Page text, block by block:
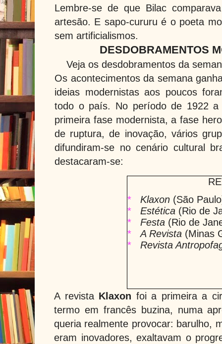
Lembre-se de que Bilac
artesão. E sapo-cururu é o poeta
sem artificialismos.
DESDOBRAMENTOS
Veja os desdobramentos da
Os acontecimentos da semana
ideias modernistas aos poucos
todo o país. No período de 1922 a
primeira fase modernista, a fase
de ruptura, de inovação, vários
difundiram-se no cenário cultural
destacaram-se:
*
Klaxon(São
*
Estética(Rio de
*
Festa(Rio de
*
A Revista(Minas
*
Revista
A revistaKlaxon foi a primeira a
termo em francês buzina, numa
queria realmente provocar: barulho,
eram inovadores, exaltavam o